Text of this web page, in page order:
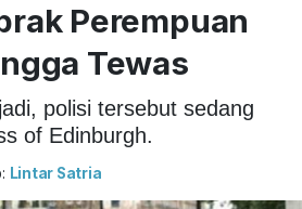
Perempuan
Tewas
polisi tersebut sedang
of Edinburgh.
Lintar Satria